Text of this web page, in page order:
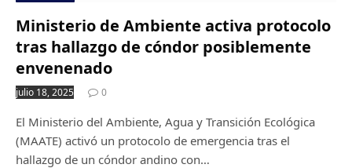
Ministerio de Ambiente activa protocolo
tras hallazgo de cóndor posiblemente
envenenado
julio 18, 2025 0
El Ministerio del Ambiente, Agua y Transición Ecológica
(MAATE) activó un protocolo de emergencia tras el
hallazgo de un cóndor andino con…